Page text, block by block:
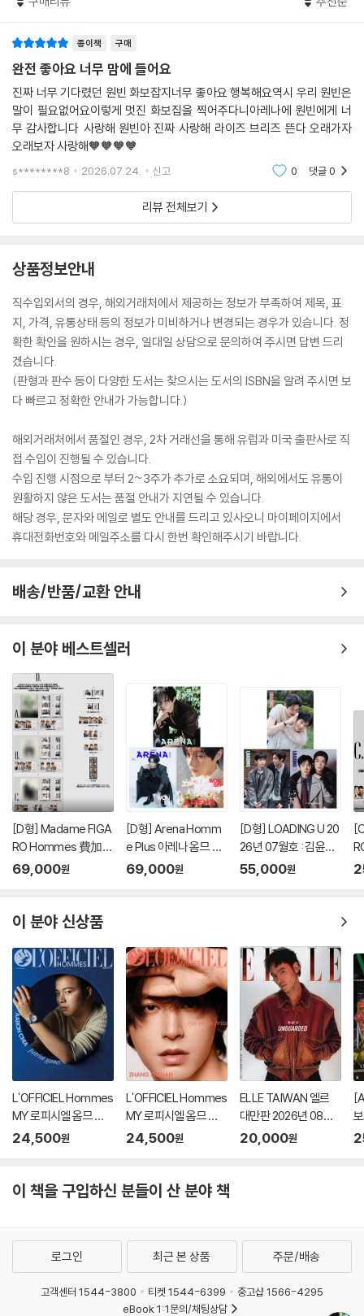
종이책 구매
완전 좋아요 너무 맘에 들어요
진짜 너무 기다렸던 원빈 화보잡지너무 좋아요 행복해요역시 우리 원빈은
말이 필요없어요이렇게 멋진 화보집을 찍어주다니아레나에 원빈에게 너
무 감사합니다 사랑해 원빈아 진짜 사랑해 라이즈 브리즈 뜬다 오래가자
오래보자 사랑해🧡🧡🧡🧡
s********8 2026.07.24. 신고 0 댓글0
리뷰 전체보기
상품정보안내
직수입외서의 경우, 해외거래처에서 제공하는 정보가 부족하여 제목, 표
지, 가격, 유통상태 등의 정보가 미비하거나 변경되는 경우가 있습니다. 정
확한 확인을 원하시는 경우, 일대일 상담으로 문의하여 주시면 답변 드리
겠습니다.
(판형과 판수 등이 다양한 도서는 찾으시는 도서의 ISBN을 알려 주시면 보
다 빠르고 정확한 안내가 가능합니다.)
해외거래처에서 품절인 경우, 2차 거래선을 통해 유럽과 미국 출판사로 직
접 수입이 진행될 수 있습니다.
수입 진행 시점으로 부터 2~3주가 추가로 소요되며, 해외에서도 유통이
원활하지 않은 도서는 품절 안내가 지연될 수 있습니다.
해당 경우, 문자와 메일로 별도 안내를 드리고 있사오니 마이페이지에서
휴대전화번호와 메일주소를 다시 한번 확인해주시기 바랍니다.
배송/반품/교환 안내
이 분야 베스트셀러
[D형] Madame FIGA
RO Hommes 費加
羅男士 마담 피가로 옴
박시우 커버 (A형 잡지
+랜덤 카드 35장+인
생 네컷 1장)
69,000원
[D형] Arena Homm
e Plus 아레나 옴므 플
러스 중국 2026년 05
+인생네컷 1장)
69,000원
[D형] LOADING U 20
26년 07월호 : 김윤식
&박시우 커버 (A형 잡
55,000원
8
+
이 분야 신상품
L'OFFICIEL Hommes
MY 로피시엘 옴므 말
레이시아 2026년 08
24,500원
L'OFFICIEL Hommes
MY 로피시엘 옴므 말
레이시아 2026년 07
24,500원
ELLE TAIWAN 엘르
대만판 2026년 08월
호 임정억, 원경천 커버
20,000원
이 책을 구입하신 분들이 산 분야 책
로그인 최근 본 상품 주문/배송
고객센터 1544-3800 티켓 1544-6399
중고샵 1566-4295
eBook 1:1문의/채팅상담